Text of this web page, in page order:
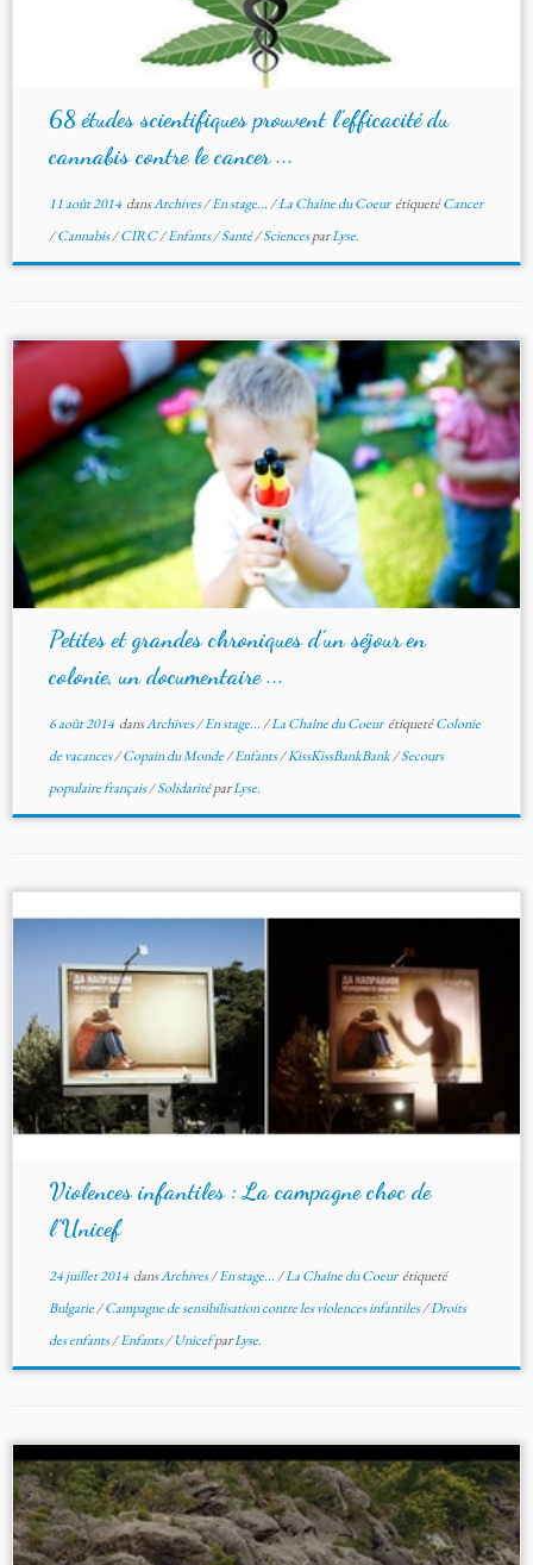
68 études scientifiques prouvent l’efficacité du
cannabis contre le cancer ...
11 août 2014dansArchives/En stage.../La Chaîne du Coeur étiquetéCancer
/Cannabis/CIRC/Enfants/Santé/SciencesparLyse.
Petites et grandes chroniques d’un séjour en
colonie, un documentaire ...
6 août 2014dansArchives/En stage.../La Chaîne du Coeur étiquetéColonie
de vacances/Copain du Monde/Enfants/KissKissBankBank/Secours
populaire français/SolidaritéparLyse.
Violences infantiles : La campagne choc de
l’Unicef
24 juillet 2014dansArchives/En stage.../La Chaîne du Coeur étiqueté
Bulgarie/Campagne de sensibilisation contre les violences infantiles/Droits
des enfants/Enfants/UnicefparLyse.